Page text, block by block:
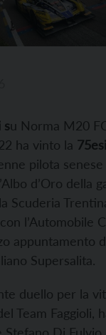
su Norma M20
ha vinto la
pilota
d’Oro della
Scuderia
l’Automobile
appuntamento
Supersalita.
duello per la
Team Faggioli,